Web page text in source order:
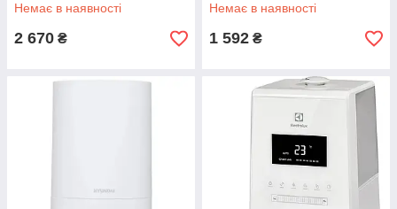
Немає в наявності
2 670 ₴
Немає в наявності
1 592 ₴